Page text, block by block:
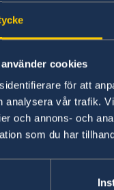
cookies
för att
analysera vår trafik.
och annons- och
som du har
De
grön
och